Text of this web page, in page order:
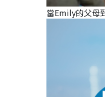
當Emily的父母